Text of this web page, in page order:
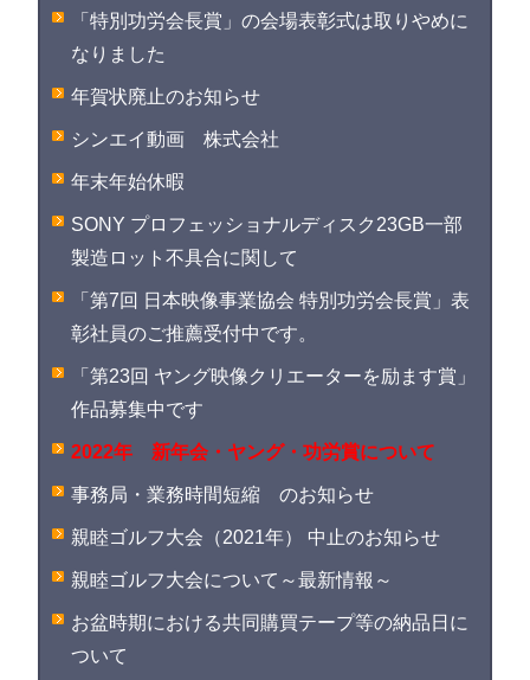
「特別功労会長賞」の会場表彰式は取りやめに
なりました
年賀状廃止のお知らせ
シンエイ動画 株式会社
年末年始休暇
SONY プロフェッショナルディスク23GB一部
製造ロット不具合に関して
「第7回 日本映像事業協会 特別功労会長賞」表
彰社員のご推薦受付中です。
「第23回 ヤング映像クリエーターを励ます賞」
作品募集中です
2022年 新年会・ヤング・功労賞について
事務局・業務時間短縮 のお知らせ
親睦ゴルフ大会（2021年） 中止のお知らせ
親睦ゴルフ大会について～最新情報～
お盆時期における共同購買テープ等の納品日に
ついて